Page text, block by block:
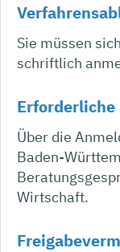
Sie müssen
schriftlich
Erforderliche
Über die
Baden-
Wirtschaft.